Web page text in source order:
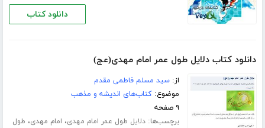
دانلود کتاب
دانلود کتاب دلایل طول عمر امام مهدی(عج)
از:سید مسلم فاطمی مقدم
موضوع:کتاب‌های اندیشه و مذهب
۹ صفحه
برچسب‌ها:دلایل طول عمر امام مهدی، امام مهدی، طول